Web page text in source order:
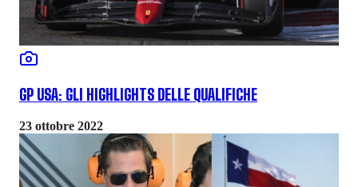
GP USA: GLI HIGHLIGHTS DELLE QUALIFICHE
23 ottobre 2022